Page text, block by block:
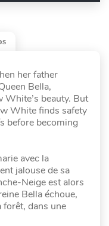
her father
Bella,
beauty. But
White finds safety
before becoming
avec la
jalouse de sa
Neige est alors
Bella échoue,
forêt, dans une